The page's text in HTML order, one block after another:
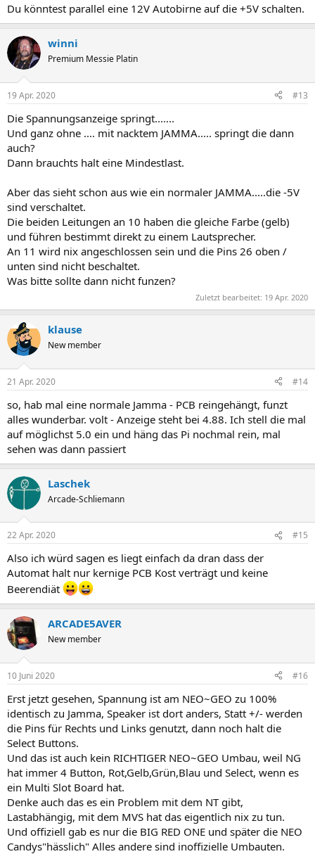
Du könntest parallel eine 12V Autobirne auf die +5V schalten.
winni
Premium Messie Platin
19 Apr. 2020 #13
Die Spannungsanzeige springt.......
Und ganz ohne .... mit nacktem JAMMA..... springt die dann
auch?
Dann brauchts halt eine Mindestlast.
Aber das sieht schon aus wie ein normaler JAMMA.....die -5V
sind verschaltet.
Die beiden Leitungen an 10 haben die gleiche Farbe (gelb)
und führen bestimmt direkt zu einem Lautsprecher.
An 11 wird nix angeschlossen sein und die Pins 26 oben /
unten sind nicht beschaltet.
Was bitte sollte dann nicht funzen?
Zuletzt bearbeitet: 19 Apr. 2020
klause
New member
21 Apr. 2020 #14
so, hab mal eine normale Jamma - PCB reingehängt, funzt
alles wunderbar. volt - Anzeige steht bei 4.88. Ich stell die mal
auf möglichst 5.0 ein und häng das Pi nochmal rein, mal
sehen was dann passiert
Laschek
Arcade-Schliemann
22 Apr. 2020 #15
Also ich würd sagen es liegt einfach da dran dass der
Automat halt nur kernige PCB Kost verträgt und keine
Beerendiät
ARCADE5AVER
New member
10 Juni 2020 #16
Erst jetzt gesehen, Spannung ist am NEO~GEO zu 100%
identisch zu Jamma, Speaker ist dort anders, Statt +/- werden
die Pins für Rechts und Links genutzt, dann noch halt die
Select Buttons.
Und das ist auch kein RICHTIGER NEO~GEO Umbau, weil NG
hat immer 4 Button, Rot,Gelb,Grün,Blau und Select, wenn es
ein Multi Slot Board hat.
Denke auch das es ein Problem mit dem NT gibt,
Lastabhängig, mit dem MVS hat das eigentlich nix zu tun.
Und offiziell gab es nur die BIG RED ONE und später die NEO
Candys"hässlich" Alles andere sind inoffizielle Umbauten.